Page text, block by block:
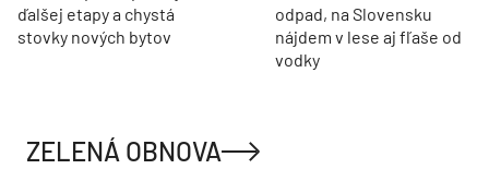
ďalšej etapy a chystá
stovky nových bytov
odpad, na Slovensku
nájdem v lese aj fľaše od
vodky
ZELENÁ OBNOVA